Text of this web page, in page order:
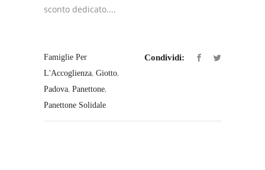
sconto dedicato....
Famiglie Per
L'Accoglienza, Giotto,
Padova, Panettone,
Panettone Solidale
Condividi: